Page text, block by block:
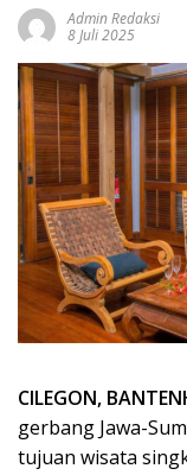
Admin Redaksi
8 Juli 2025
CILEGON,
gerbang Jawa-
tujuan wisata